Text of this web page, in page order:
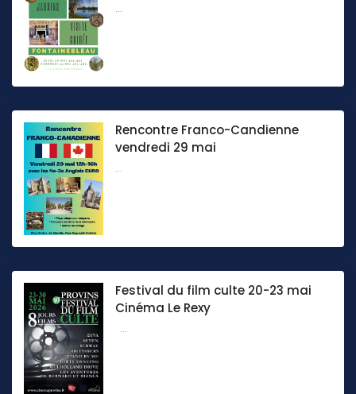
...
Rencontre Franco-Candienne
vendredi 29 mai
...
Festival du film culte 20-23 mai
Cinéma Le Rexy
...